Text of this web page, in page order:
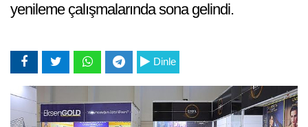
yenileme çalışmalarında sona gelindi.
Dinle